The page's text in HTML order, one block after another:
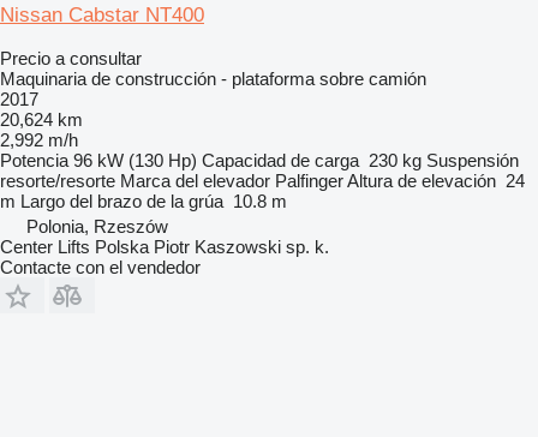
Nissan Cabstar NT400
Precio a consultar
Maquinaria de construcción - plataforma sobre camión
2017
20,624 km
2,992 m/h
Potencia 96 kW (130 Hp) Capacidad de carga 230 kg Suspensión
resorte/resorte Marca del elevador PalfingerAltura de elevación 24
m Largo del brazo de la grúa 10.8 m
Polonia, Rzeszów
Center Lifts Polska Piotr Kaszowski sp. k.
Contacte con el vendedor